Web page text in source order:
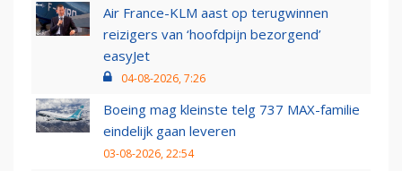
Air France-KLM aast op terugwinnen
reizigers van ‘hoofdpijn bezorgend’
easyJet
04-08-2026, 7:26
Boeing mag kleinste telg 737 MAX-familie
eindelijk gaan leveren
03-08-2026, 22:54